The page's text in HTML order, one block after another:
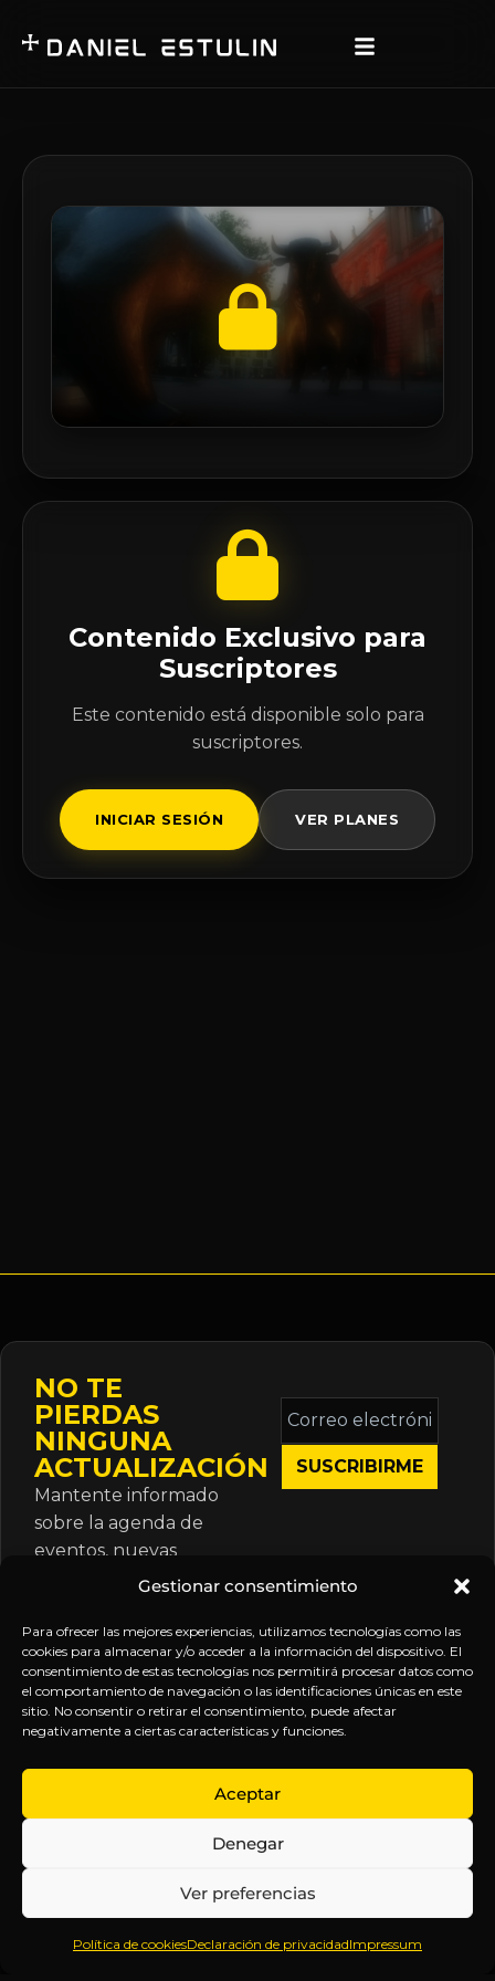
Gestionar consentimiento
Para ofrecer las mejores experiencias, utilizamos tecnologías como las
cookies para almacenar y/o acceder a la información del dispositivo. El
consentimiento de estas tecnologías nos permitirá procesar datos como
el comportamiento de navegación o las identificaciones únicas en este
sitio. No consentir o retirar el consentimiento, puede afectar
negativamente a ciertas características y funciones.
Aceptar
Denegar
Ver preferencias
Política de cookiesDeclaración de privacidadImpressum
Contenido Exclusivo para
Suscriptores
Este contenido está disponible solo para
suscriptores.
INICIAR SESIÓN VER PLANES
NO TE
PIERDAS
NINGUNA
ACTUALIZACIÓN
Mantente informado
sobre la agenda de
eventos, nuevas
publicaciones y
suscripción.
Correo
electrónico
*
Inteligencia
Anticipándonos
EXPLORA
Inicio
Sobre
Contenido
Webinars
LEGAL
Política
de
Términos y
Aviso
SÍGUENOS